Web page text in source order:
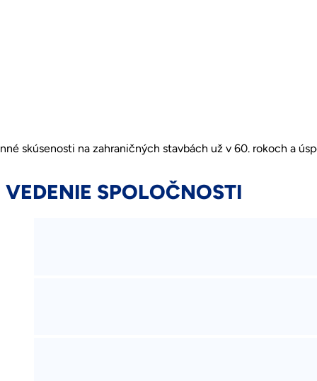
skúsenosti na zahraničných stavbách už v 60. rokoch a
VEDENIE SPOLOČNOSTI